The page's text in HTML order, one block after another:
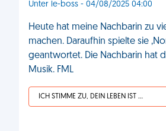
Unter le-boss - 04/08/2025 04:00
Heute hat meine Nachbarin zu
machen. Daraufhin spielte sie
geantwortet. Die Nachbarin hat
Musik. FML
ICH STIMME ZU, DEIN LEBEN IST SCHEISSE